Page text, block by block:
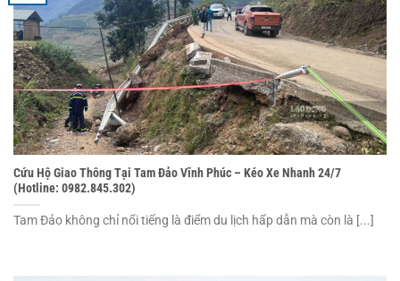
Cứu Hộ Giao Thông Tại Tam Đảo Vĩnh Phúc – Kéo Xe Nhanh 24/7
(Hotline: 0982.845.302)
Tam Đảo không chỉ nổi tiếng là điểm du lịch hấp dẫn mà còn là [...]